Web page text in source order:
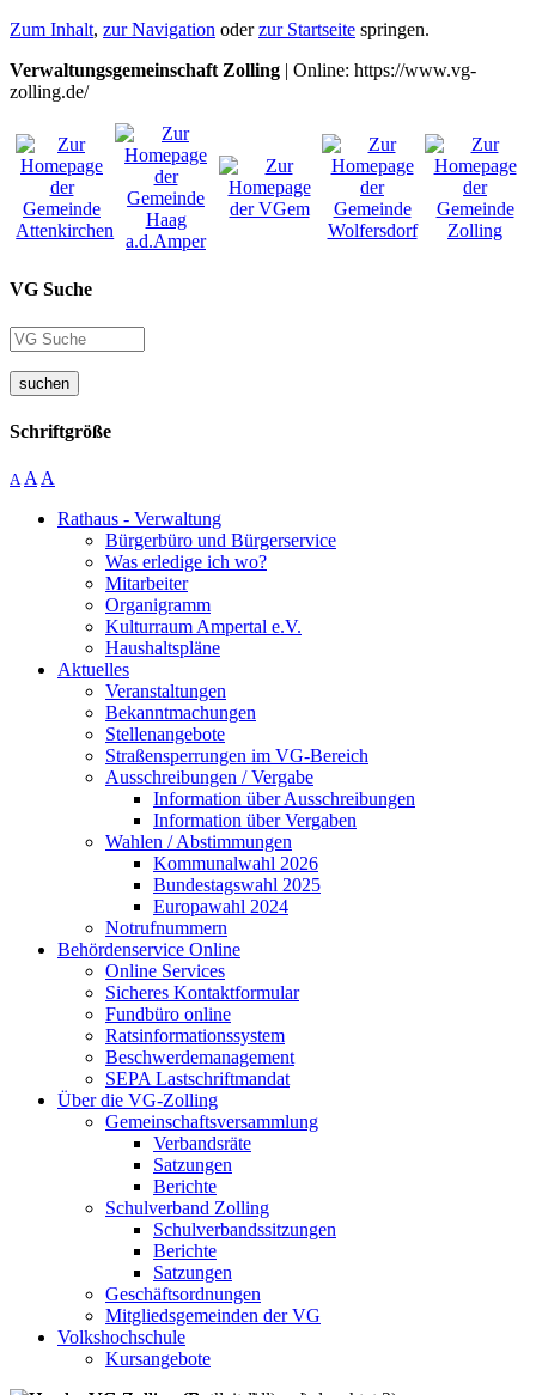
Zum Inhalt, zur Navigation oderzur Startseite springen.
Verwaltungsgemeinschaft Zolling | Online: https://www.vg-
zolling.de/
VG Suche
suchen
Schriftgröße
A A A
Rathaus - Verwaltung
Bürgerbüro und Bürgerservice
Was erledige ich wo?
Mitarbeiter
Organigramm
Kulturraum Ampertal e.V.
Haushaltspläne
Aktuelles
Veranstaltungen
Bekanntmachungen
Stellenangebote
Straßensperrungen im VG-Bereich
Ausschreibungen / Vergabe
Information über Ausschreibungen
Information über Vergaben
Wahlen / Abstimmungen
Kommunalwahl 2026
Bundestagswahl 2025
Europawahl 2024
Notrufnummern
Behördenservice Online
Online Services
Sicheres Kontaktformular
Fundbüro online
Ratsinformationssystem
Beschwerdemanagement
SEPA Lastschriftmandat
Über die VG-Zolling
Gemeinschaftsversammlung
Verbandsräte
Satzungen
Berichte
Schulverband Zolling
Schulverbandssitzungen
Berichte
Satzungen
Geschäftsordnungen
Mitgliedsgemeinden der VG
Volkshochschule
Kursangebote